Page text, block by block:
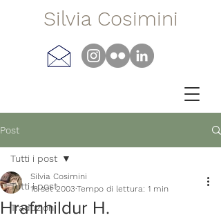
Silvia Cosimini
Post
Tutti i post
Traduzioni
Tutti i post
Hrafnhildur H.
Silvia Cosimini
18 set 2003 Tempo di lettura: 1 min